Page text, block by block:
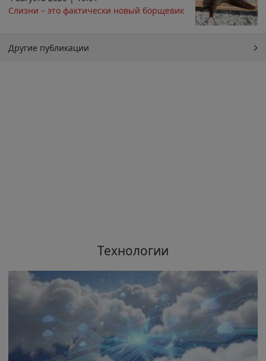
Слизни – это фактически новый борщевик
Другие публикации
Технологии